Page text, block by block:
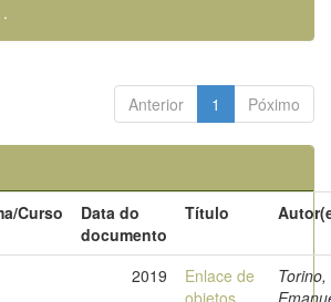
Anterior 1 Póximo
Curso
Data do
documento
Título
2019
Enlace de
objetos
Torino,